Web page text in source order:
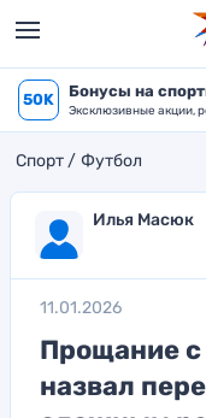
50K Бонусы на
Эксклюзивные акции,
Спорт Футбол
Илья Масюк
11.01.2026
Прощание
назвал